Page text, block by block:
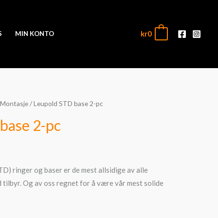
MIN KONTO kr0
Montasje/ Leupold STD base 2-pc
2-pc
ringer og baser er de mest allsidige av alle
tilbyr. Og av oss regnet for å være vår mest solide